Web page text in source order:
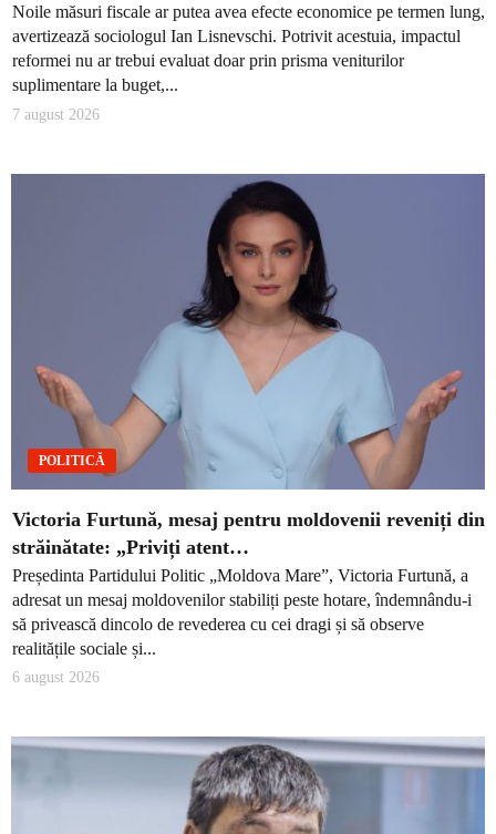
Noile măsuri fiscale ar putea avea efecte economice pe termen lung,
avertizează sociologul Ian Lisnevschi. Potrivit acestuia, impactul
reformei nu ar trebui evaluat doar prin prisma veniturilor
suplimentare la buget,...
7 august 2026
POLITICĂ
Victoria Furtună, mesaj pentru moldovenii reveniți din
străinătate: „Priviți atent…
Președinta Partidului Politic „Moldova Mare”, Victoria Furtună, a
adresat un mesaj moldovenilor stabiliți peste hotare, îndemnându-i
să privească dincolo de revederea cu cei dragi și să observe
realitățile sociale și...
6 august 2026